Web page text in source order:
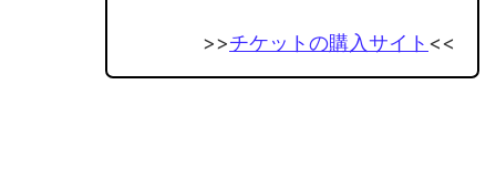
>>チケットの購入サイト <<